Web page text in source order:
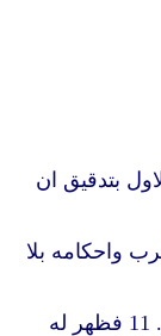
ايضا اذ قد تتبعت كل شيء من الاول بتدقيق ان
في جميع وصايا الرب واحكامه بلا
8 فبينما هو يكهن في نوبة فرقته امام الله 9 حسب عادة الكهنوت اصابته القرعة ان يدخل الى هيكل الرب ويبخر. 10 وكان كل جمهور الشعب يصلّون خارجا وقت البخور. 11 فظهر له